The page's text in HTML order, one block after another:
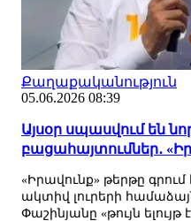
Քաղաքականություն
05.06.2026 08:39
Այսօր սպասվում են
բացահայտումներ․
«Իրավունք» թերթը
ակտիվ լուրերի
Փաշինյանը «թույն ելույթ